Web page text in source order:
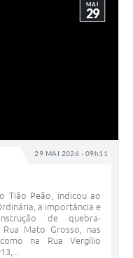
29 MAI 2026 - 09h11
MAI
29
Tião Peão, indicou ao
a importância e
de quebra-
Mato Grosso, nas
na Rua Vergílio